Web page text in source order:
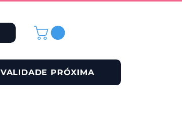
VALIDADE PRÓXIMA